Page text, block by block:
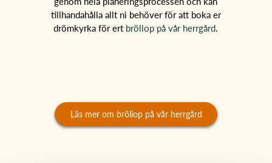
tillhandahålla allt ni behöver för att boka er
drömkyrka för ert bröllop på vår herrgård.
Läs mer om bröllop på vår herrgård